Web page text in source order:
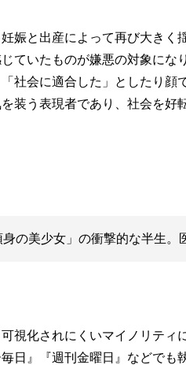
娠と出産によって再び大きく
ていたものが嫌悪の対象にな
社会に適合した」としたり顔
装う表現者であり、社会を好
身の美少女」の衝撃的な半生
視化されにくいマイノリティ
日』『週刊金曜日』などでも